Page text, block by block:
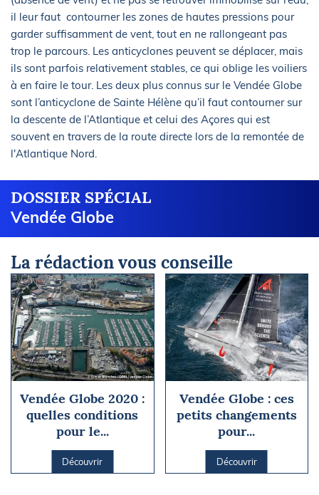
il leur faut contourner les zones de hautes pressions pour
garder suffisamment de vent, tout en ne rallongeant pas
trop le parcours. Les anticyclones peuvent se déplacer, mais
ils sont parfois relativement stables, ce qui oblige les voiliers
à en faire le tour. Les deux plus connus sur le Vendée Globe
sont l’anticyclone de Sainte Hélène qu’il faut contourner sur
la descente de l’Atlantique et celui des Açores qui est
souvent en travers de la route directe lors de la remontée de
l'Atlantique Nord.
DOSSIER SPÉCIAL
Vendée Globe
La rédaction vous conseille
Vendée Globe 2020 :
quelles conditions
pour le...
Découvrir
Vendée Globe : ces
petits changements
pour...
Découvrir